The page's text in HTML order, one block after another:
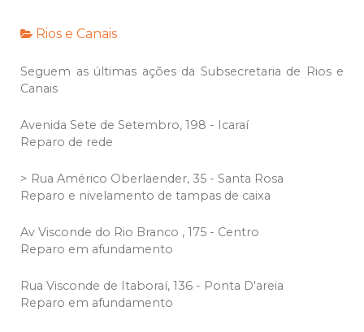
Rios e Canais
Seguem as últimas ações da Subsecretaria de Rios e
Canais
Avenida Sete de Setembro, 198 - Icaraí
Reparo de rede
> Rua Américo Oberlaender, 35 - Santa Rosa
Reparo e nivelamento de tampas de caixa
Av Visconde do Rio Branco , 175 - Centro
Reparo em afundamento
Rua Visconde de Itaboraí, 136 - Ponta D'areia
Reparo em afundamento